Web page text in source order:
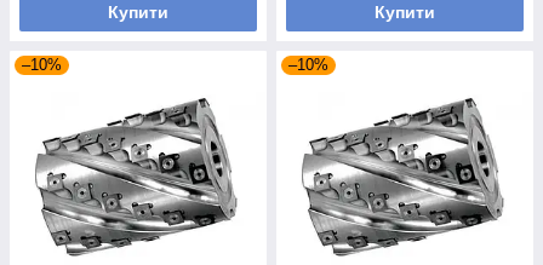
Купити Купити
–10% –10%